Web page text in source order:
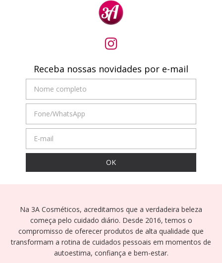
Receba nossas novidades por e-mail
Na 3A Cosméticos, acreditamos que a verdadeira beleza
começa pelo cuidado diário. Desde 2016, temos o
compromisso de oferecer produtos de alta qualidade que
transformam a rotina de cuidados pessoais em momentos de
autoestima, confiança e bem-estar.